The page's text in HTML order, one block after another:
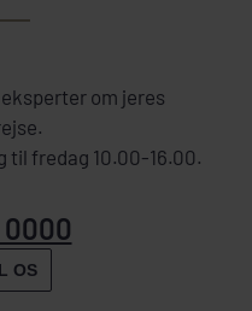
om jeres
til fredag 10.00-16.00.
OS